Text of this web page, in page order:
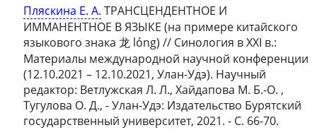
Пляскина Е. А. ТРАНСЦЕНДЕНТНОЕ И
ИММАНЕНТНОЕ В ЯЗЫКЕ (на примере китайского
языкового знака 龙 lóng) // Синология в XXI в.:
Материалы международной научной конференции
(12.10.2021 – 12.10.2021, Улан-Удэ). Научный
редактор: Ветлужская Л. Л., Хайдапова М. Б.-О. ,
Тугулова О. Д., - Улан-Удэ: Издательство Бурятский
государственный университет, 2021. - С. 66-70.